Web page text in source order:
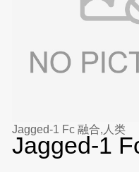
Jagged-1 Fc 融合,人类
Jagged-1